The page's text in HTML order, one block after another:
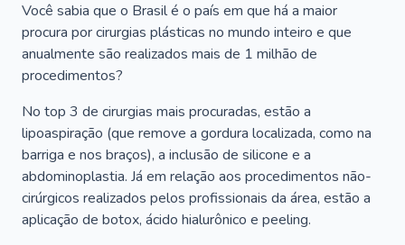
Você sabia que o Brasil é o país em que há a maior
procura por cirurgias plásticas no mundo inteiro e que
anualmente são realizados mais de 1 milhão de
procedimentos?
No top 3 de cirurgias mais procuradas, estão a
lipoaspiração (que remove a gordura localizada, como na
barriga e nos braços), a inclusão de silicone e a
abdominoplastia. Já em relação aos procedimentos não-
cirúrgicos realizados pelos profissionais da área, estão a
aplicação de botox, ácido hialurônico e peeling.